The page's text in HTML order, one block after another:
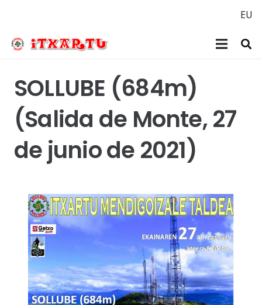
EU
SOLLUBE (684m)
(Salida de Monte, 27
de junio de 2021)